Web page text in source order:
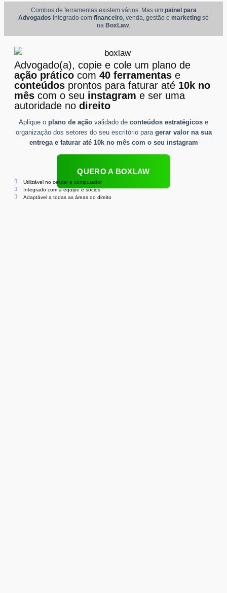
Combos de ferramentas existem vários. Mas um painel para
Advogados integrado com financeiro, venda, gestão e marketing só
na BoxLaw.
Advogado(a), copie e cole um plano de
ação prático com 40 ferramentas e
conteúdos prontos para faturar até 10k no
mês com o seu instagram e ser uma
autoridade no direito
Aplique o plano de ação validado de conteúdos estratégicos e
organização dos setores do seu escritório para gerar valor na sua
entrega e faturar até 10k no mês com o seu instagram
QUERO A BOXLAW
Utilizável no celular e computador
Integrado com a equipe e sócios
Adaptável a todas as áreas do direito